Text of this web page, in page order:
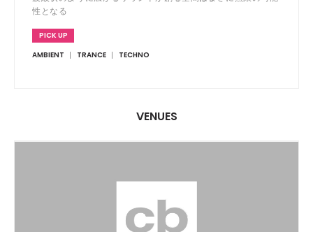
性となる
PICK UP
AMBIENT
TRANCE TECHNO
VENUES